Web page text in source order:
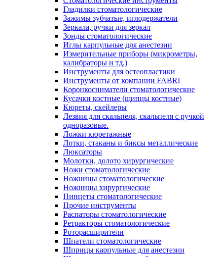
Гладилки стоматологические
Зажимы зубчатые, иглодержатели
Зеркала, ручки для зеркал
Зонды стоматологические
Иглы карпульные для анестезии
Измерительные приборы (микрометры,
калибраторы и тд.)
Инструменты для остеопластики
Инструменты от компании FABRI
Коронкосниматели стоматологические
Кусачки костные (щипцы костные)
Кюреты, скейлеры
Лезвия для скальпеля, скальпеля с ручкой
одноразовые.
Ложки кюретажные
Лотки, стаканы и биксы металлические
Люксаторы
Молотки, долото хирургические
Ножи стоматологические
Ножницы стоматологические
Ножницы хирургические
Пинцеты стоматологические
Прочие инструменты
Распаторы стоматологические
Ретракторы стоматологические
Роторасширители
Шпатели стоматологические
Шприцы карпульные для анестезии